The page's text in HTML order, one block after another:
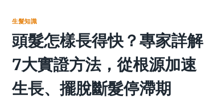
生髮知識
頭髮怎樣長得快？專家詳解
7大實證方法，從根源加速
生長、擺脫斷髮停滯期